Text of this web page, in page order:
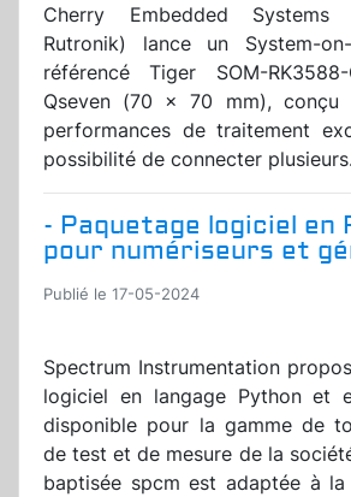
Cherry Embedded
Rutronik) lance un System-
référencé Tiger SOM-
Qseven (70 x 70 mm),
performances de traitement
possibilité de connecter
- Paquetage logiciel en
pour numériseurs et
Publié le 17-05-2024
Spectrum Instrumentation
logiciel en langage Python et
disponible pour la gamme de
de test et de mesure de la
baptisée spcm est adaptée à